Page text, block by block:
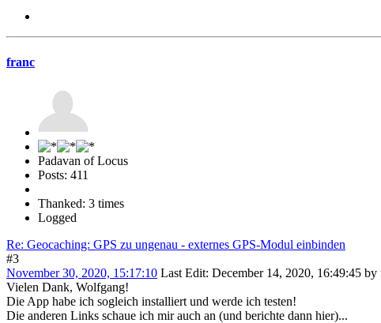
franc
Padavan of Locus
Posts: 411
Thanked: 3 times
Logged
Re: Geocaching: GPS zu ungenau - externes GPS-Modul einbinden
#3
November 30, 2020, 15:17:10 Last Edit: December 14, 2020, 16:49:45 by
Vielen Dank, Wolfgang!
Die App habe ich sogleich installiert und werde ich testen!
Die anderen Links schaue ich mir auch an (und berichte dann hier)...